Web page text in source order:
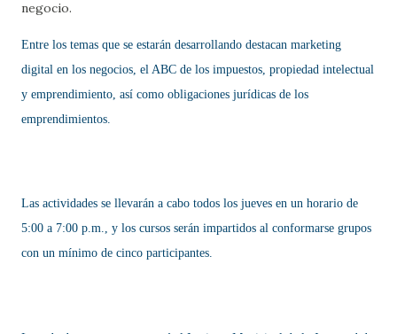
negocio.
Entre los temas que se estarán desarrollando destacan marketing
digital en los negocios, el ABC de los impuestos, propiedad intelectual
y emprendimiento, así como obligaciones jurídicas de los
emprendimientos.
Las actividades se llevarán a cabo todos los jueves en un horario de
5:00 a 7:00 p.m., y los cursos serán impartidos al conformarse grupos
con un mínimo de cinco participantes.